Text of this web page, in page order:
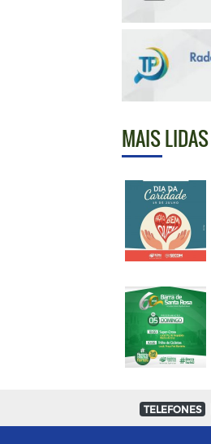
MAIS LIDAS
TELEFONES